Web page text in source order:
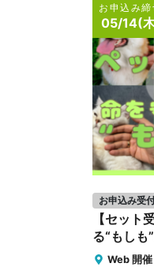
お申込み締
05/14(
お申込み受
【セット
る“もしも
Web 開催